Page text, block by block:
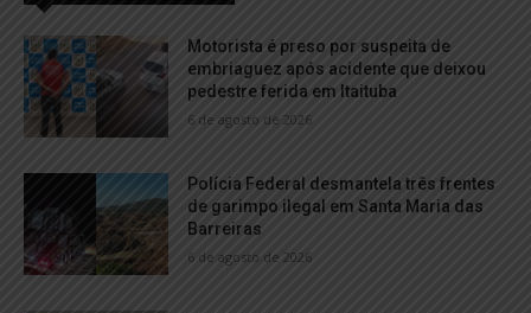
Motorista é preso por suspeita de
embriaguez após acidente que deixou
pedestre ferida em Itaituba
6 de agosto de 2026
Polícia Federal desmantela três frentes
de garimpo ilegal em Santa Maria das
Barreiras
6 de agosto de 2026